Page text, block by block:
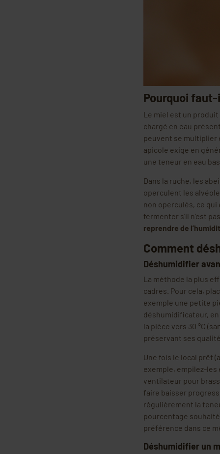
Pourquoi
Le miel est un
chargé en eau
peuvent se multiplier
apicole exige en
une teneur en eau
Dans la ruche, les
operculent les
non operculés, ce
fermenter s’il n’est
reprendre de
Comment
Déshumidifier
La méthode la plus
cadres. Pour cela,
exemple une petite
déshumidificateur,
la pièce vers 30 °C
préservant ses
Une fois le local prêt
exemple, empilez-les
ventilateur pour
faire baisser
régulièrement la
pourcentage
préférence dans ce
Déshumidifier un